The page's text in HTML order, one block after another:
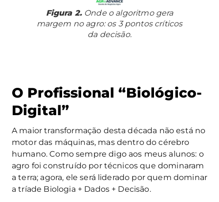
Figura 2.Onde o algoritmo gera
margem no agro: os 3 pontos críticos
da decisão.
O Profissional “Biológico-
Digital”
A maior transformação desta década não está no
motor das máquinas, mas dentro do cérebro
humano. Como sempre digo aos meus alunos: o
agro foi construído por técnicos que dominaram
a terra; agora, ele será liderado por quem dominar
a tríade Biologia + Dados + Decisão.